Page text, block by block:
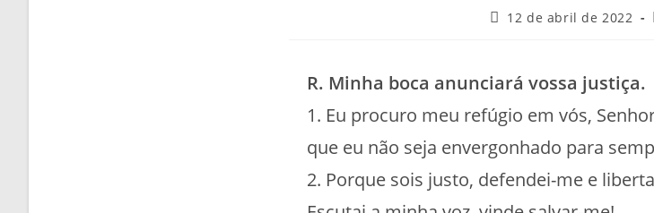
Post12 de abril de 2022
R. Minha boca anunciará vossa justiça.
1. Eu procuro meu refúgio em vós,
que eu não seja envergonhado para
2. Porque sois justo, defendei-me e